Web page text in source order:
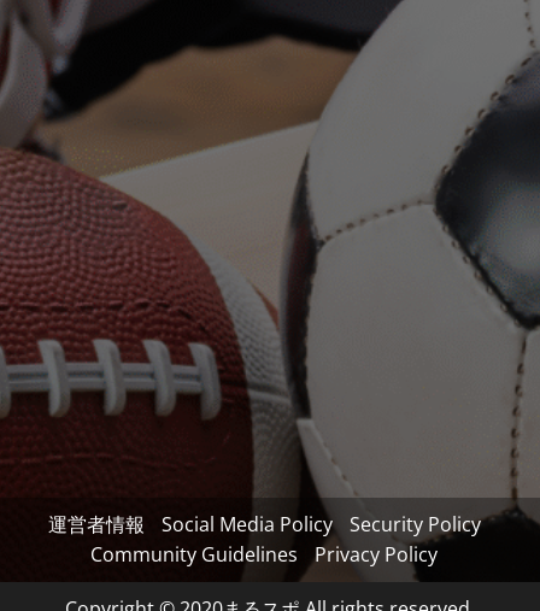
運営者情報 Social Media Policy
Security Policy
Community Guidelines
Privacy Policy